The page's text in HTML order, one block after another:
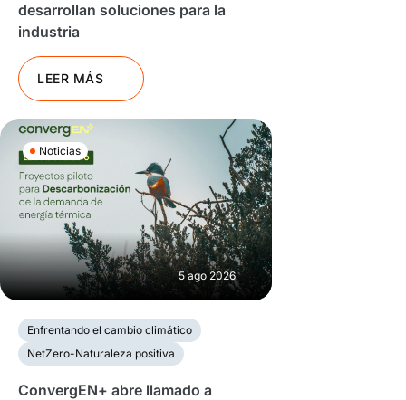
desarrollan soluciones para la
industria
LEER MÁS
Noticias
5 ago 2026
Enfrentando el cambio climático
NetZero-Naturaleza positiva
ConvergEN+ abre llamado a